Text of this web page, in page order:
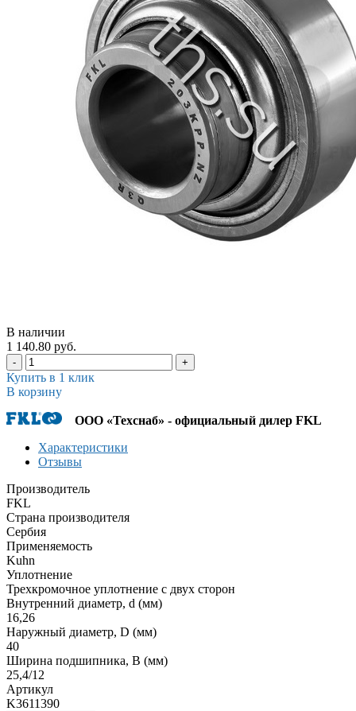
В наличии
1 140.80 руб.
- +
Купить в 1 клик
В корзину
ООО «Техснаб» - официальный дилер FKL
Характеристики
Отзывы
Производитель
FKL
Страна производителя
Сербия
Применяемость
Kuhn
Уплотнение
Трехкромочное уплотнение с двух сторон
Внутренний диаметр, d (мм)
16,26
Наружный диаметр, D (мм)
40
Ширина подшипника, B (мм)
25,4/12
Артикул
K3611390